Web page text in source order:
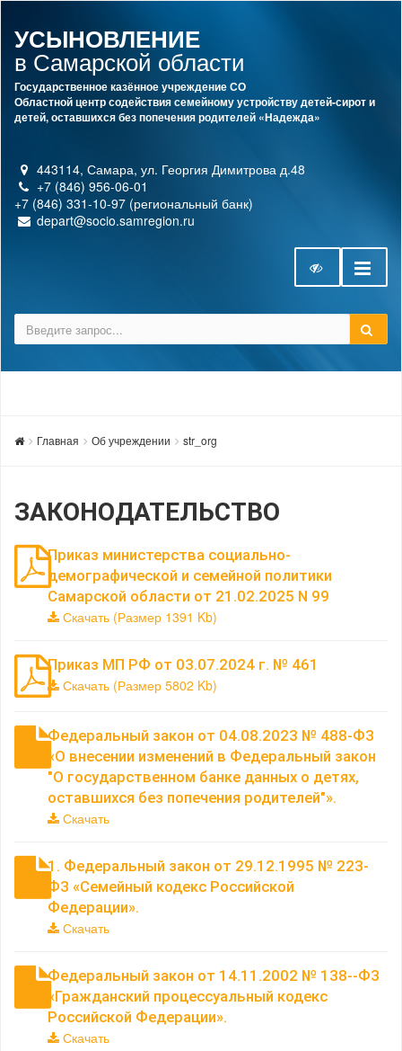
УСЫНОВЛЕНИЕ
в Самарской области
Государственное казённое учреждение СО
Областной центр содействия семейному устройству детей-сирот и
детей, оставшихся без попечения родителей «Надежда»
443114, Самара, ул. Георгия Димитрова д.48
+7 (846) 956-06-01
+7 (846) 331-10-97 (региональный банк)
depart@socio.samregion.ru
Главная Об учреждении str_org
ЗАКОНОДАТЕЛЬСТВО
Приказ министерства социально-
демографической и семейной политики
Самарской области от 21.02.2025 N 99
Скачать (Размер 1391 Kb)
Приказ МП РФ от 03.07.2024 г. № 461
Скачать (Размер 5802 Kb)
Федеральный закон от 04.08.2023 № 488-ФЗ
«О внесении изменений в Федеральный закон
"О государственном банке данных о детях,
оставшихся без попечения родителей"».
Скачать
1. Федеральный закон от 29.12.1995 № 223-
ФЗ «Семейный кодекс Российской
Федерации».
Скачать
Федеральный закон от 14.11.2002 № 138--ФЗ
«Гражданский процессуальный кодекс
Российской Федерации».
Скачать